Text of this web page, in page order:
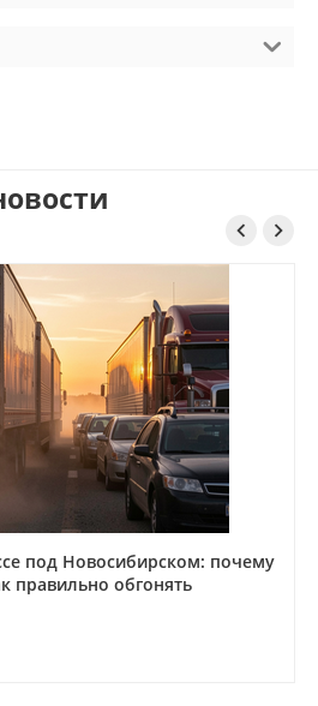
 
под Новосибирском: почему
правильно обгонять